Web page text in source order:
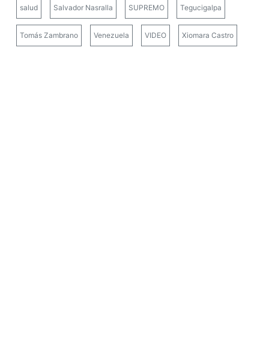
salud Salvador Nasralla SUPREMO Tegucigalpa
Tomás Zambrano Venezuela VIDEO Xiomara Castro